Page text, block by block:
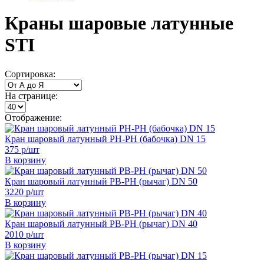
Краны шаровые латунные
STI
Сортировка:
На странице:
Отображение:
Кран шаровый латунный РН-РН (бабочка) DN 15
375 р/шт
В корзину
Кран шаровый латунный РВ-РН (рычаг) DN 50
3220 р/шт
В корзину
Кран шаровый латунный РВ-РН (рычаг) DN 40
2010 р/шт
В корзину